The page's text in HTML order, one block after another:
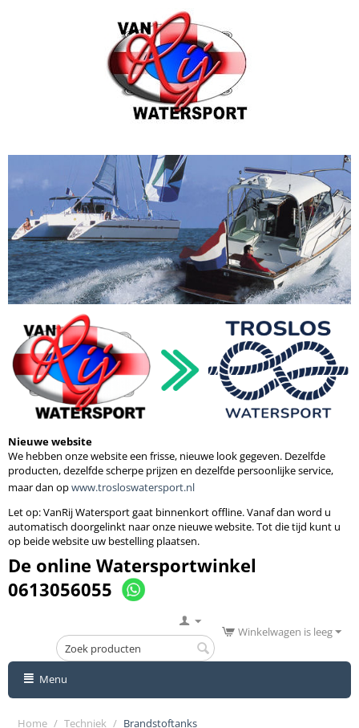
Nieuwe website
We hebben onze website een frisse, nieuwe look gegeven. Dezelfde
producten, dezelfde scherpe prijzen en dezelfde persoonlijke service,
maar dan opwww.trosloswatersport.nl
Let op: VanRij Watersport gaat binnenkortoffline. Vanaf dan word u
automatisch doorgelinkt naar onze nieuwe website. Tot die tijd kunt u
op beide website uw bestelling plaatsen.
De online Watersportwinkel
0613056055
Winkelwagen is leeg
Menu
Home / Techniek / Brandstoftanks